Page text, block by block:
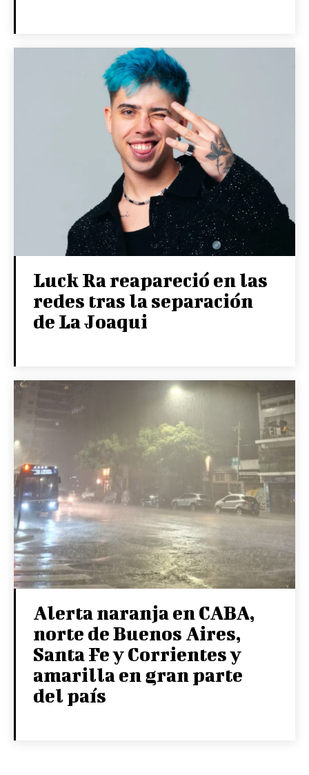
Luck Ra reapareció en las
redes tras la separación
de La Joaqui
Alerta naranja en CABA,
norte de Buenos Aires,
Santa Fe y Corrientes y
amarilla en gran parte
del país